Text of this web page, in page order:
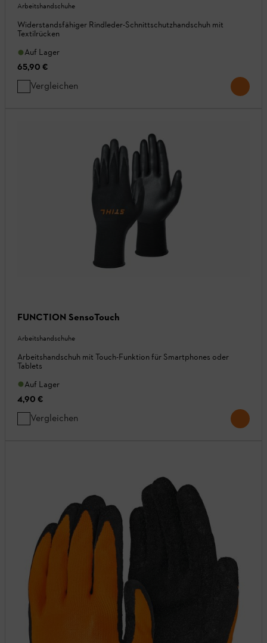
Arbeitshandschuhe
Widerstandsfähiger Rindleder-Schnittschutzhandschuh mit
Textilrücken
Auf Lager
65,90 €
Vergleichen
FUNCTION SensoTouch
Arbeitshandschuhe
Arbeitshandschuh mit Touch-Funktion für Smartphones oder
Tablets
Auf Lager
4,90 €
Vergleichen